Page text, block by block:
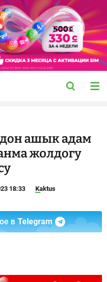
ашык адам
жолдогу
18:33 Kaktus
в Telegram